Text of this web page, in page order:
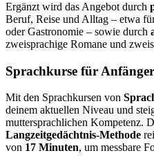
Ergänzt wird das Angebot durch
Beruf, Reise und Alltag – etwa
oder Gastronomie – sowie durch
zweisprachige Romane und
Sprachkurse für
Mit den Sprachkursen von
deinem aktuellen Niveau und
muttersprachlichen Kompetenz.
Langzeitgedächtnis-Methode
von 17 Minuten, um messbare